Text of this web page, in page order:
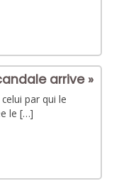
arrive »
par qui le
le […]